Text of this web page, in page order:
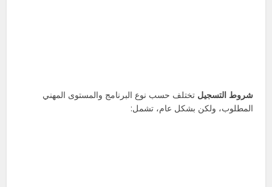
شروط التسجيل تختلف حسب نوع البرنامج والمستوى المهني
المطلوب، ولكن بشكل عام، تشمل: